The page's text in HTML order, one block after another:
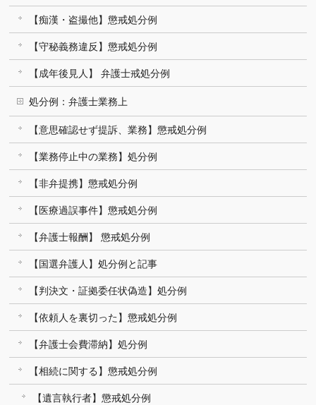
【痴漢・盗撮他】懲戒処分例
【守秘義務違反】懲戒処分例
【成年後見人】 弁護士戒処分例
処分例：弁護士業務上
【意思確認せず提訴、業務】懲戒処分例
【業務停止中の業務】処分例
【非弁提携】懲戒処分例
【医療過誤事件】懲戒処分例
【弁護士報酬】 懲戒処分例
【国選弁護人】処分例と記事
【判決文・証拠委任状偽造】処分例
【依頼人を裏切った】懲戒処分例
【弁護士会費滞納】処分例
【相続に関する】懲戒処分例
【遺言執行者】懲戒処分例